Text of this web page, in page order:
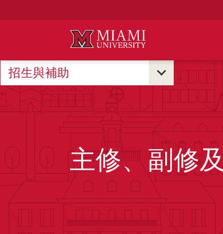
招生與補助
主修、副修